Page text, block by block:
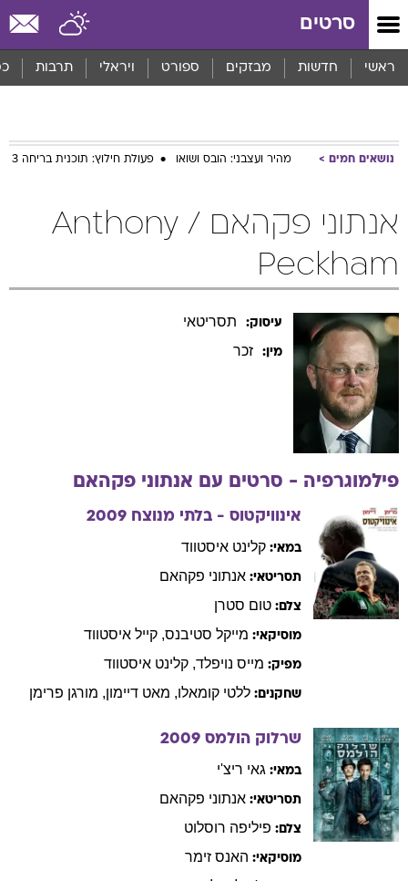
סרטים
ראשי חדשות מבזקים ספורט ויראלי תרבות
נושאים חמים מהיר ועצבני: הובס ושואו פעולת חילוץ: תוכנית בריחה 3
אנתוני פקהאם / Anthony
Peckham
עיסוק: תסריטאי
מין: זכר
פילמוגרפיה - סרטים עם אנתוני פקהאם
אינוויקטוס - בלתי מנוצח 2009
במאי: קלינט איסטווד
תסריטאי: אנתוני פקהאם
צלם: טום סטרן
מוסיקאי: מייקל סטיבנס, קייל איסטווד
מפיק: מייס נויפלד, קלינט איסטווד
שחקנים: ללטי קומאלו, מאט דיימון, מורגן פרימן
שרלוק הולמס 2009
במאי: גאי ריצ'י
תסריטאי: אנתוני פקהאם
צלם: פיליפה רוסלוט
מוסיקאי: האנס זימר